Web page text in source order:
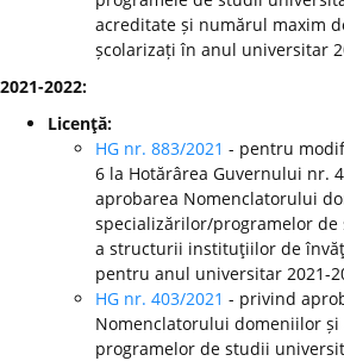
acreditate și numărul maxim
școlarizați în anul universitar
2021-2022:
Licenţă:
HG nr. 883/2021 - pentru
6 la Hotărârea Guvernului nr.
aprobarea Nomenclatorului
specializărilor/programelor
a structurii instituţiilor de
pentru anul universitar 2021-
HG nr. 403/2021 - privind
Nomenclatorului domeniilor
programelor de studii